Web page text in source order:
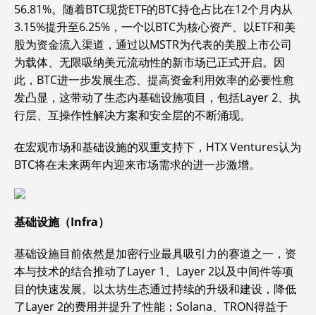
56.81%。随着BTC现货ETF的BTC持仓占比在12个月内从
3.15%提升至6.25%，一个以BTC为核心资产、以ETF和美
股为资金流入渠道，通过以MSTR为代表的美股上市公司
为载体、无限吸纳美元流动性的新市场已正式开启。因
此，BTC进一步发展生态、提高资金利用效率的必要性愈
发凸显，这带动了生态内基础设施项目，包括Layer 2、执
行层、互操作性解决方案和安全层的不断涌现。
在宏观市场和基础设施的双重支持下，HTX Ventures认为
BTC将在未来两年内迎来市场需求的进一步激增。
基础设施（Infra）
基础设施目前依然是加密行业最具吸引力的赛道之一，资
本与技术的结合推动了Layer 1、Layer 2以及中间件等项
目的快速发展。以太坊生态通过持续的升级和建设，降低
了Layer 2的费用并提升了性能；Solana、TRON得益于